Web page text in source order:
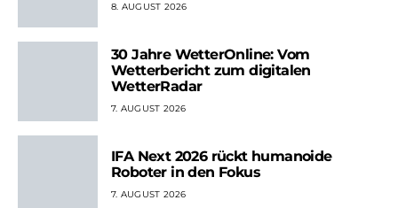
8. AUGUST 2026
30 Jahre WetterOnline: Vom
Wetterbericht zum digitalen
WetterRadar
7. AUGUST 2026
IFA Next 2026 rückt humanoide
Roboter in den Fokus
7. AUGUST 2026